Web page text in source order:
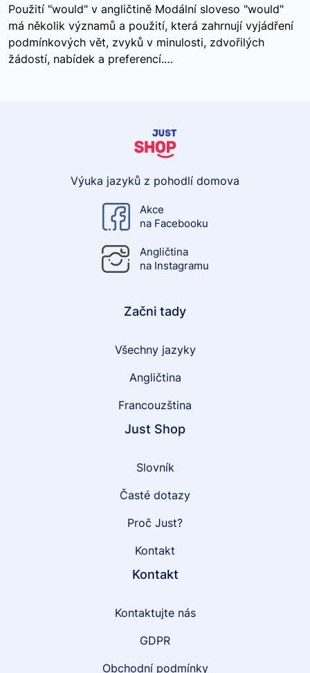
Použití "would" v angličtině Modální sloveso "would"
má několik významů a použití, která zahrnují vyjádření
podmínkových vět, zvyků v minulosti, zdvořilých
žádostí, nabídek a preferencí.…
Výuka jazyků z pohodlí domova
Akce
na Facebooku
Angličtina
na Instagramu
Začni tady
Všechny jazyky
Angličtina
Francouzština
Just Shop
Slovník
Časté dotazy
Proč Just?
Kontakt
Kontakt
Kontaktujte nás
GDPR
Obchodní podmínky